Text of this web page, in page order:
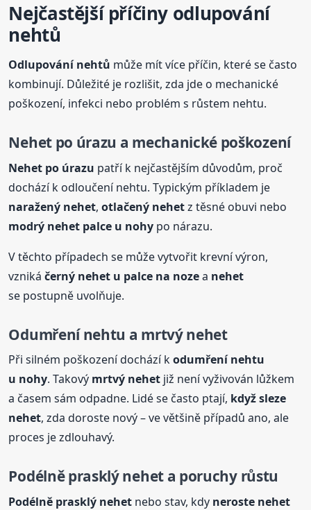
Nejčastější příčiny odlupování
nehtů
Odlupování nehtů může mít více příčin, které se často
kombinují. Důležité je rozlišit, zda jde o mechanické
poškození, infekci nebo problém s růstem nehtu.
Nehetpo úrazu a mechanické poškození
Nehet po úrazu patří k nejčastějším důvodům, proč
dochází k odloučení nehtu. Typickým příkladem je
naražený nehet,otlačený nehetz těsné obuvi nebo
modrý nehet palce u nohy po nárazu.
V těchto případech se může vytvořit krevní výron,
vznikáčerný nehet u palce na nozea nehet
se postupně uvolňuje.
Odumření nehtu a mrtvýnehet
Při silném poškození dochází kodumření nehtu
u nohy. Takový mrtvý nehet již není vyživován lůžkem
a časem sám odpadne. Lidé se často ptají, když sleze
nehet, zda doroste nový – ve většině případů ano, ale
proces je zdlouhavý.
Podélně prasklýneheta poruchy růstu
Podélně prasklý nehet nebo stav, kdy neroste nehet